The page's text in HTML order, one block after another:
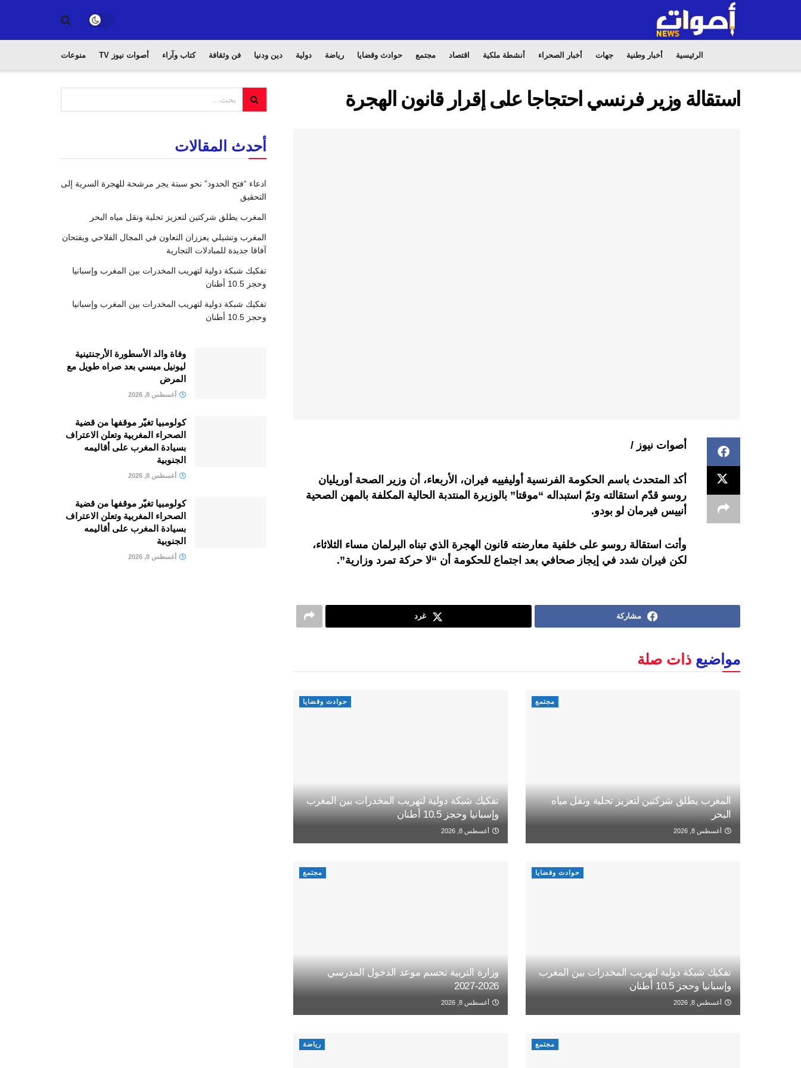
الرئيسية أخبار وطنية جهات أخبار الصحراء أنشطة ملكية اقتصاد مجتمع حوادث وقضايا رياضة دولية دين ودنيا فن وثقافة كتاب وآراء أصوات نيوز TV منوعات
استقالة وزير فرنسي احتجاجا على إقرار قانون الهجرة
أصوات نيوز /
أكد المتحدث باسم الحكومة الفرنسية أوليفييه فيران، الأربعاء، أن وزير الصحة أوريليان
روسو قدّم استقالته وتمّ استبداله “موقتا” بالوزيرة المنتدبة الحالية المكلفة بالمهن الصحية
أنييس فيرمان لو بودو.
وأتت استقالة روسو على خلفية معارضته قانون الهجرة الذي تبناه البرلمان مساء الثلاثاء،
لكن فيران شدد في إيجاز صحافي بعد اجتماع للحكومة أن “لا حركة تمرد وزارية”.
مشاركة غرد
مواضيع ذات صلة
مجتمع
المغرب يطلق شركتين لتعزيز تحلية ونقل مياه
البحر
أغسطس 8, 2026
حوادث وقضايا
تفكيك شبكة دولية لتهريب المخدرات بين المغرب
وإسبانيا وحجز 10.5 أطنان
أغسطس 8, 2026
حوادث وقضايا
تفكيك شبكة دولية لتهريب المخدرات بين المغرب
وإسبانيا وحجز 10.5 أطنان
أغسطس 8, 2026
مجتمع
وزارة التربية تحسم موعد الدخول المدرسي
2026-2027
أغسطس 8, 2026
مجتمع رياضة
أحدث المقالات
ادعاء “فتح الحدود” نحو سبتة يجر مرشحة للهجرة السرية إلى
التحقيق
المغرب يطلق شركتين لتعزيز تحلية ونقل مياه البحر
المغرب وتشيلي يعززان التعاون في المجال الفلاحي ويفتحان
آفاقا جديدة للمبادلات التجارية
تفكيك شبكة دولية لتهريب المخدرات بين المغرب وإسبانيا
وحجز 10.5 أطنان
تفكيك شبكة دولية لتهريب المخدرات بين المغرب وإسبانيا
وحجز 10.5 أطنان
وفاة والد الأسطورة الأرجنتينية
ليونيل ميسي بعد صراه طويل مع
المرض
أغسطس 8, 2026
كولومبيا تغيّر موقفها من قضية
الصحراء المغربية وتعلن الاعتراف
بسيادة المغرب على أقاليمه
الجنوبية
أغسطس 8, 2026
كولومبيا تغيّر موقفها من قضية
الصحراء المغربية وتعلن الاعتراف
بسيادة المغرب على أقاليمه
الجنوبية
أغسطس 8, 2026